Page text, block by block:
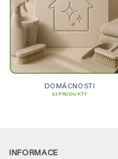
DOMÁCNOSTI
33 PRODUKTY
INFORMACE